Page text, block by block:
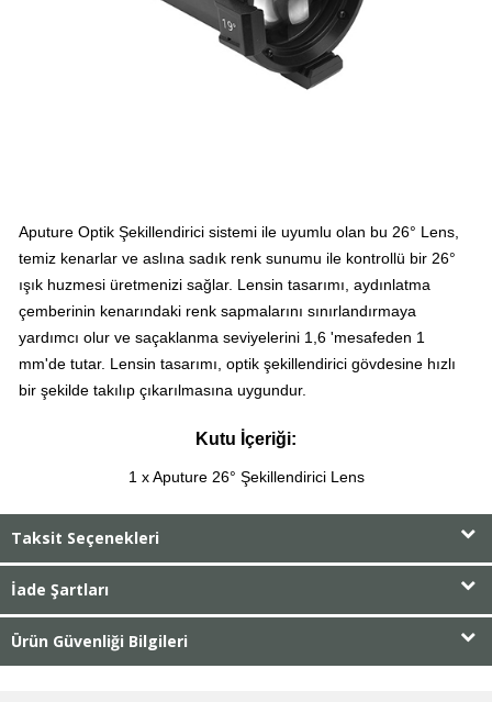
Aputure Optik Şekillendirici sistemi ile uyumlu olan bu 26° Lens,
temiz kenarlar ve aslına sadık renk sunumu ile kontrollü bir 26°
ışık huzmesi üretmenizi sağlar. Lensin tasarımı, aydınlatma
çemberinin kenarındaki renk sapmalarını sınırlandırmaya
yardımcı olur ve saçaklanma seviyelerini 1,6 'mesafeden 1
mm'de tutar. Lensin tasarımı, optik şekillendirici gövdesine hızlı
bir şekilde takılıp çıkarılmasına uygundur.
Kutu İçeriği:
1 x Aputure 26° Şekillendirici Lens
Taksit Seçenekleri
İade Şartları
Ürün Güvenliği Bilgileri